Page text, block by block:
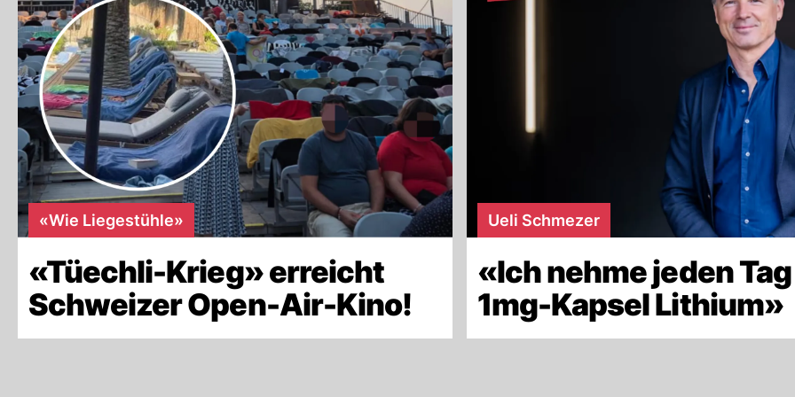
«Wie Liegestühle»
«Tüechli-Krieg» erreicht
Schweizer Open-Air-Kino!
Ueli Schmezer
«Ich nehme jeden
1mg-Kapsel Lithium»